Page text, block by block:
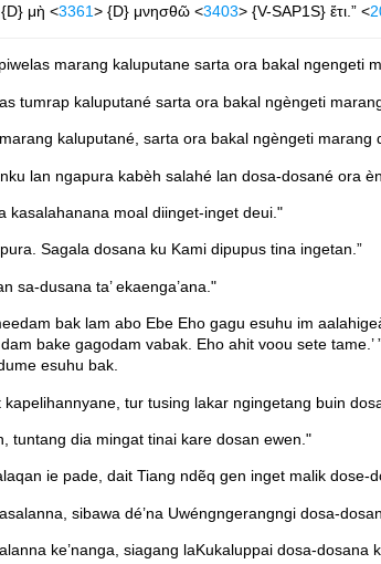
μὴ <3361> {D} μνησθῶ <3403> {V-SAP1S} ἔτι.” <
marang kaluputane sarta ora bakal ngengeti
tumrap kaluputané sarta ora bakal ngèngeti
kaluputané, sarta ora bakal ngèngeti marang
lan ngapura kabèh salahé lan dosa-dosané ora
kasalahanana moal diinget-inget deui."
Sagala dosana ku Kami dipupus tina ingetan.”
sa-dusana ta’ ekaenga’ana."
bak lam abo Ebe Eho gagu esuhu im
bake gagodam vabak. Eho ahit voou sete
esuhu bak.
tur tusing lakar ngingetang buin
tuntang dia mingat tinai kare dosan ewen."
ie pade, dait Tiang ndẽq gen inget malik dose-
sibawa dé’na Uwéngngerangngi dosa-
ke’nanga, siagang laKukaluppai dosa-dosana